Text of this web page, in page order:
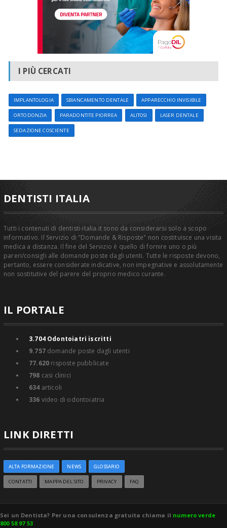
I PIÙ CERCATI
IMPLANTOLOGIA SBIANCAMENTO DENTALE APPARECCHIO INVISIBILE
ORTODONZIA PARADONTITE PIORREA ALITOSI LASER DENTALE
SEDAZIONE COSCIENTE
DENTISTI ITALIA
Tutti i contenuti di dentisti-italia.it sono da considerarsi solo a scopo
informativo. Il Servizio di "Domande & Risposte" non costituisce una visita
medica a distanza. Il fine del Servizio è quello di fornire uno o più
pareri/consigli alle domande poste dagli utenti. Tutte le risposte devono,
pertanto, essere considerate indicative, non impegnative e assolutamente
non sostitutive del parere del proprio medico curante.
IL PORTALE
3.704Odontoiatri iscritti
9.757domande poste dagli utenti
77.620 risposte pubblicate
798 casi clinici
634 articoli
336 video di odontoiatria
LINK DIRETTI
ALTA FORMAZIONE NEWS GLOSSARIO
CONTATTI MAPPA DEL SITO PRIVACY FAQ
Sei un Dentista? Per una consulenza gratuita chiama il numero verde
800 58 97 53